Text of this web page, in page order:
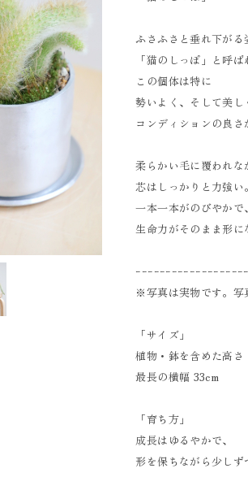
ふさふさと垂れ下がる
「猫のしっぽ」と呼
この個体は特に
勢いよく、そして美し
コンディションの良さ
柔らかい毛に覆われな
芯はしっかりと力強い。
一本一本がのびやかで、
生命力がそのまま形
ｰｰｰｰｰｰｰｰｰｰｰｰｰｰｰｰｰ
※写真は実物です。写
「サイズ」
植物・鉢を含めた高
最長の横幅 33cm
「育ち方」
成長はゆるやかで、
形を保ちながら少しず